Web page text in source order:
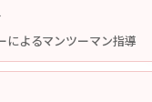
によるマンツーマン指導